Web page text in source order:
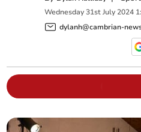
Wednesday 31st July 2024
dylanh@cambrian-